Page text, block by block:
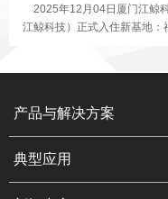
2025年12月04日厦门江鲸
江鲸科技）正式入住新基地：
产品与解决方案
典型应用